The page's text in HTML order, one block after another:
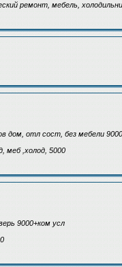
ремонт, мебель,
отл сост, без мебели 9000
меб ,холод, 5000
9000+ком усл